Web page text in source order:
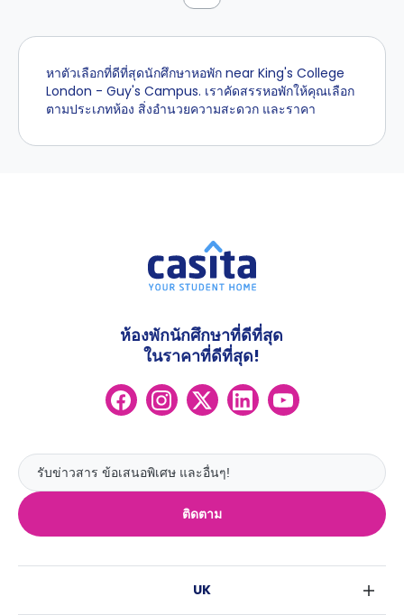
หาตัวเลือกที่ดีที่สุดนักศึกษาหอพัก near King's College
London - Guy's Campus. เราคัดสรรหอพักให้คุณเลือก
ตามประเภทห้อง สิ่งอำนวยความสะดวก และราคา
ติดตาม
ห้องพักนักศึกษาที่ดีที่สุด
ในราคาที่ดีที่สุด!
UK